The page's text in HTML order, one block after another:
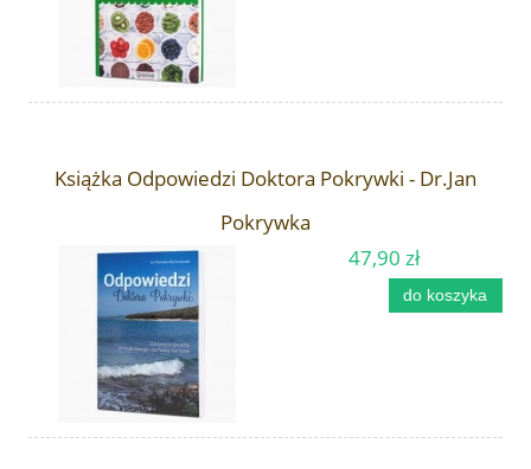
Książka Odpowiedzi Doktora Pokrywki - Dr.Jan
Pokrywka
47,90 zł
do koszyka